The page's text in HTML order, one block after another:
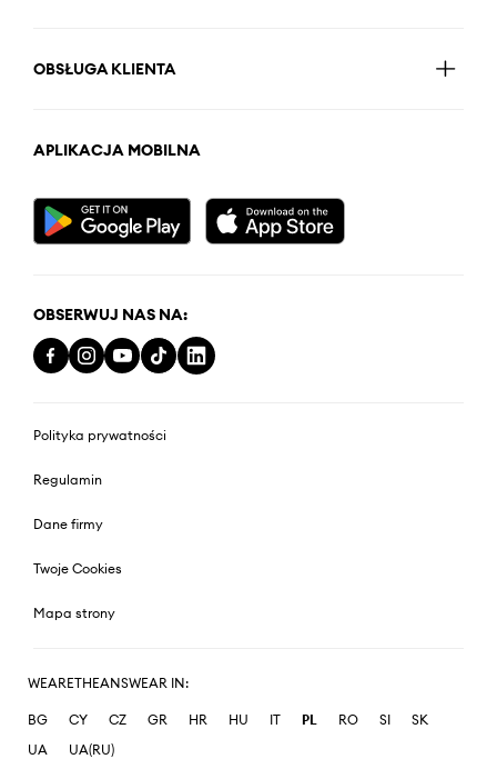
OBSŁUGA KLIENTA
APLIKACJA MOBILNA
OBSERWUJ NAS NA:
Polityka prywatności
Regulamin
Dane firmy
Twoje Cookies
Mapa strony
WEARETHEANSWEAR IN:
BG CY CZ GR HR HU IT PL RO SI
SK
UA
UA(RU)